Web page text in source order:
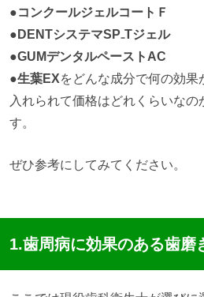
●コンクールジェルコートＦ
●DENTシステマSP₋Tジェル
●GUMデンタルペーストAC
●生葉EXをどんな成分で何の効果
入れられて価格はどれくらいなの
す。
ぜひ参考にしてみてください。
1.歯周病に効果のある歯磨